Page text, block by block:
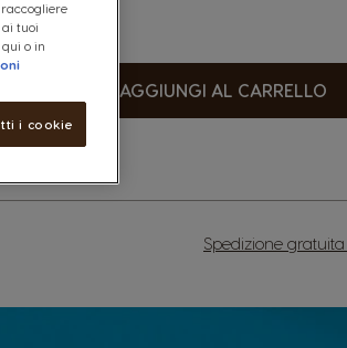
AGGIUNGI AL CARRELLO
Spedizione
tuoi
o in
i cookie